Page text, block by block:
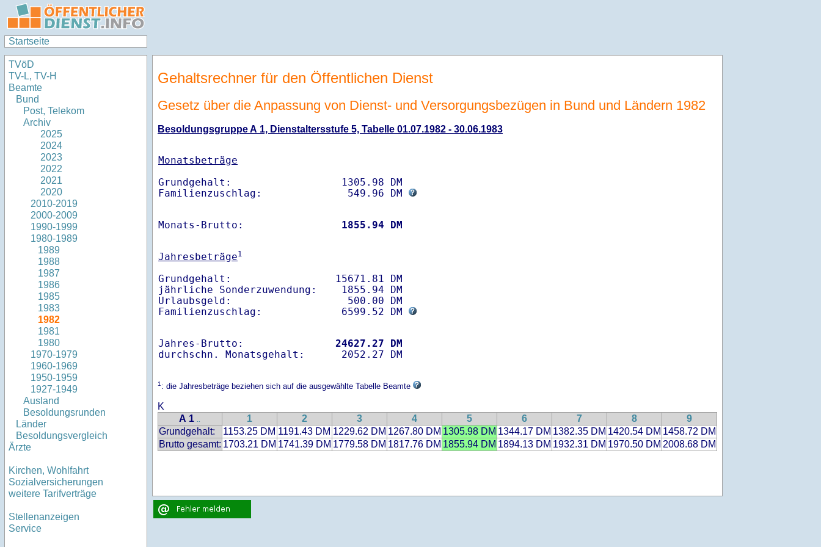
Startseite
TVöD
TV-L, TV-H
Beamte
Bund
Post, Telekom
Archiv
2025
2024
2023
2022
2021
2020
2010-2019
2000-2009
1990-1999
1980-1989
1989
1988
1987
1986
1985
1983
1982
1981
1980
1970-1979
1960-1969
1950-1959
1927-1949
Ausland
Besoldungsrunden
Länder
Besoldungsvergleich
Ärzte
Kirchen, Wohlfahrt
Sozialversicherungen
weitere Tarifverträge
Stellenanzeigen
Service
Gehaltsrechner für den Öffentlichen Dienst
Gesetz über die Anpassung von Dienst- und Versorgungsbezügen in Bund und Ländern 1982
Besoldungsgruppe A 1, Dienstaltersstufe 5, Tabelle 01.07.1982 - 30.06.1983
Monatsbeträge
Grundgehalt:                  1305.98 DM
Familienzuschlag:              549.96 DM
Monats-Brutto: 1855.94 DM
Jahresbeträge1
Grundgehalt:                 15671.81 DM
jährliche Sonderzuwendung:    1855.94 DM
Urlaubsgeld:                   500.00 DM
Familienzuschlag:             6599.52 DM
Jahres-Brutto: 24627.27 DM
1: die Jahresbeträge beziehen sich auf die ausgewählte Tabelle Beamte
K
A 1 .. 1 2 3 4 5 6 7 8
9
Grundgehalt:
1153.25 DM 1191.43 DM 1229.62 DM 1267.80 DM 1305.98 DM 1344.17 DM 1382.35 DM 1420.54 DM 1458.72 DM
Brutto gesamt: 1703.21 DM 1741.39 DM 1779.58 DM 1817.76 DM 1855.94 DM 1894.13 DM 1932.31 DM 1970.50 DM 2008.68 DM